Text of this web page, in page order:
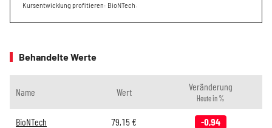
Kursentwicklung profitieren: BioNTech.
Behandelte Werte
Name Wert Veränderung
Heute in %
BioNTech 79,15 € -0,94